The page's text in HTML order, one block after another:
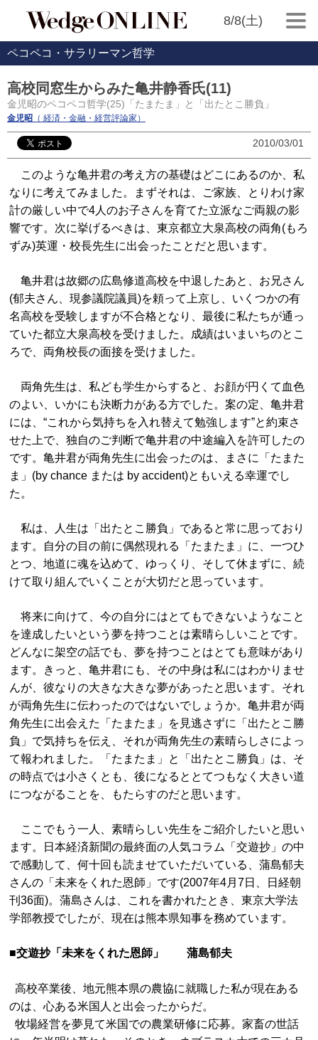
8/8(土)
ペコペコ・サラリーマン哲学
高校同窓生からみた亀井静香氏(11)
金児昭のペコペコ哲学(25)「たまたま」と「出たとこ勝負」
金児昭 （ 経済・金融・経営評論家）
2010/03/01
このような亀井君の考え方の基礎はどこにあるのか、私
なりに考えてみました。まずそれは、ご家族、とりわけ家
計の厳しい中で4人のお子さんを育てた立派なご両親の影
響です。次に挙げるべきは、東京都立大泉高校の両角(もろ
ずみ)英運・校長先生に出会ったことだと思います。
亀井君は故郷の広島修道高校を中退したあと、お兄さん
(郁夫さん、現参議院議員)を頼って上京し、いくつかの有
名高校を受験しますが不合格となり、最後に私たちが通っ
ていた都立大泉高校を受けました。成績はいまいちのとこ
ろで、両角校長の面接を受けました。
両角先生は、私ども学生からすると、お顔が円くて血色
のよい、いかにも決断力がある方でした。案の定、亀井君
には、“これから気持ちを入れ替えて勉強します”と約束さ
せた上で、独自のご判断で亀井君の中途編入を許可したの
です。亀井君が両角先生に出会ったのは、まさに「たまた
ま」(by chance または by accident)ともいえる幸運でし
た。
私は、人生は「出たとこ勝負」であると常に思っており
ます。自分の目の前に偶然現れる「たまたま」に、一つひ
とつ、地道に魂を込めて、ゆっくり、そして休まずに、続
けて取り組んでいくことが大切だと思っています。
将来に向けて、今の自分にはとてもできないようなこと
を達成したいという夢を持つことは素晴らしいことです。
どんなに架空の話でも、夢を持つことはとても意味があり
ます。きっと、亀井君にも、その中身は私にはわかりませ
んが、彼なりの大きな大きな夢があったと思います。それ
が両角先生に伝わったのではないでしょうか。亀井君が両
角先生に出会えた「たまたま」を見逃さずに「出たとこ勝
負」で気持ちを伝え、それが両角先生の素晴らしさによっ
て報われました。「たまたま」と「出たとこ勝負」は、そ
の時点では小さくとも、後になるととてつもなく大きい道
につながることを、もたらすのだと思います。
ここでもう一人、素晴らしい先生をご紹介したいと思い
ます。日本経済新聞の最終面の人気コラム「交遊抄」の中
で感動して、何十回も読ませていただいている、蒲島郁夫
さんの「未来をくれた恩師」です(2007年4月7日、日経朝
刊36面)。蒲島さんは、これを書かれたとき、東京大学法
学部教授でしたが、現在は熊本県知事を務めています。
■交遊抄「未来をくれた恩師」 蒲島郁夫
高校卒業後、地元熊本県の農協に就職した私が現在ある
のは、心ある米国人と出会ったからだ。
牧場経営を夢見て米国での農業研修に応募。家畜の世話